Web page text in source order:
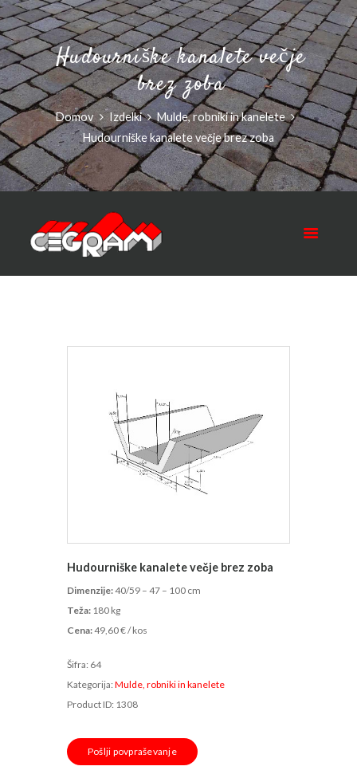
Hudourniške kanalete večje
brez zoba
Domov Izdelki
Mulde, robniki in kanelete
Hudourniške kanalete večje brez zoba
Hudourniške kanalete večje brez zoba
Dimenzije:40/59 – 47 – 100 cm
Teža: 180 kg
Cena:49,60 € / kos
Šifra: 64
Kategorija: Mulde, robniki in kanelete
Product ID: 1308
Pošlji povpraševanje